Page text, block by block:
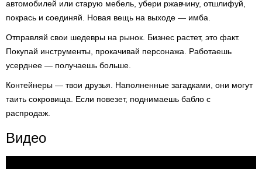
автомобилей или старую мебель, убери ржавчину, отшлифуй,
покрась и соединяй. Новая вещь на выходе — имба.
Отправляй свои шедевры на рынок. Бизнес растет, это факт.
Покупай инструменты, прокачивай персонажа. Работаешь
усерднее — получаешь больше.
Контейнеры — твои друзья. Наполненные загадками, они могут
таить сокровища. Если повезет, поднимаешь бабло с
распродаж.
Видео